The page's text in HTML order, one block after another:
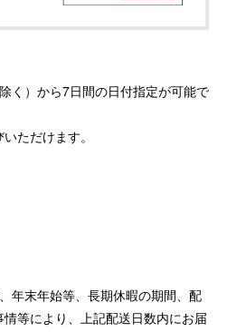
く）から7日間の日付指定が可能で
ただけます。
年末年始等、長期休暇の期間、配
等により、上記配送日数内にお届